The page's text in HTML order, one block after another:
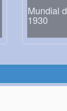
Mundial
1930